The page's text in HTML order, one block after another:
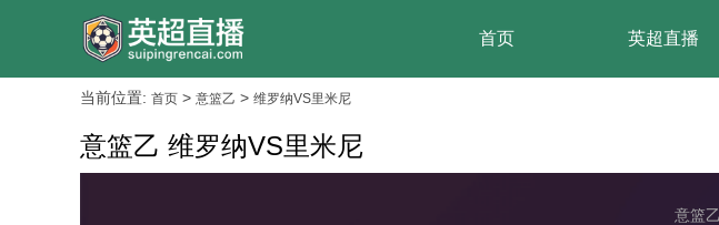
首页 英超直播
当前位置: 首页 > 意篮乙 > 维罗纳VS里米尼
意篮乙 维罗纳VS里米尼
意篮